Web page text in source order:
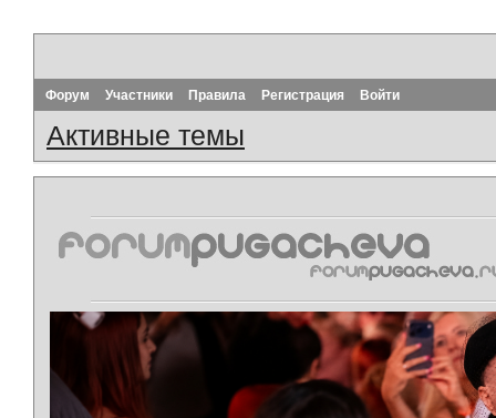
Форум Участники Правила Регистрация Войти
Активные темы